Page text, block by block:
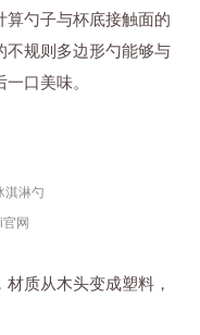
勺子与杯底接触面的
不规则多边形勺能够与
口美味。
淇淋勺
网
质从木头变成塑料，